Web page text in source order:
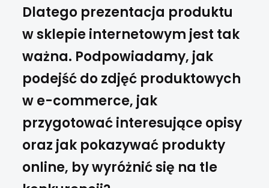
Dlatego prezentacja produktu
w sklepie internetowym jest tak
ważna. Podpowiadamy, jak
podejść do zdjęć produktowych
w e-commerce, jak
przygotować interesujące opisy
oraz jak pokazywać produkty
online, by wyróżnić się na tle